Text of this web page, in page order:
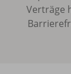
Verträge